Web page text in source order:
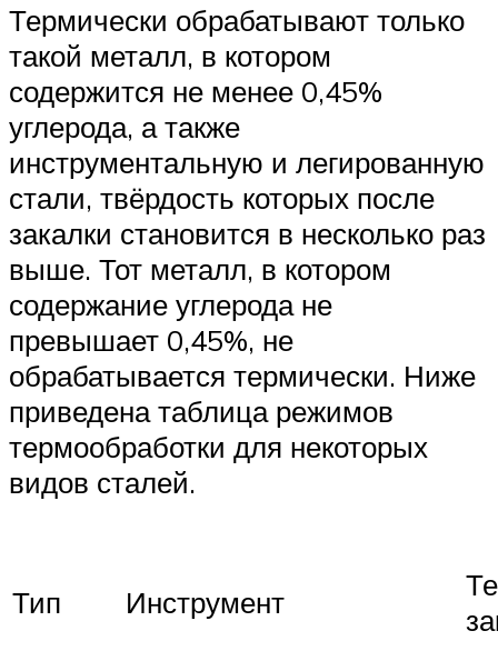
Термически обрабатывают только
такой металл, в котором
содержится не менее 0,45%
углерода, а также
инструментальную и легированную
стали, твёрдость которых после
закалки становится в несколько раз
выше. Тот металл, в котором
содержание углерода не
превышает 0,45%, не
обрабатывается термически. Ниже
приведена таблица режимов
термообработки для некоторых
видов сталей.
Тип Инструмент